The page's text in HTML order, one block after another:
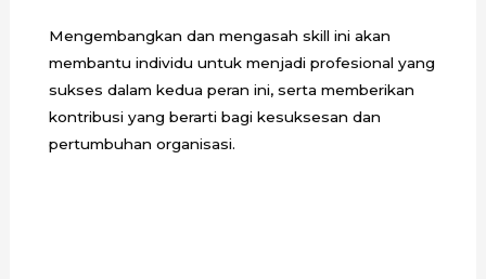
Mengembangkan dan mengasah skill ini akan
membantu individu untuk menjadi profesional yang
sukses dalam kedua peran ini, serta memberikan
kontribusi yang berarti bagi kesuksesan dan
pertumbuhan organisasi.